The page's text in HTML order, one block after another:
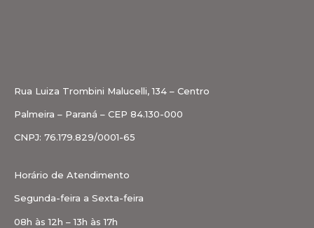
Rua Luiza Trombini Malucelli, 134 – Centro
Palmeira – Paraná – CEP 84.130-000
CNPJ: 76.179.829/0001-65
Horário de Atendimento
Segunda-feira a Sexta-feira
08h às 12h – 13h às 17h